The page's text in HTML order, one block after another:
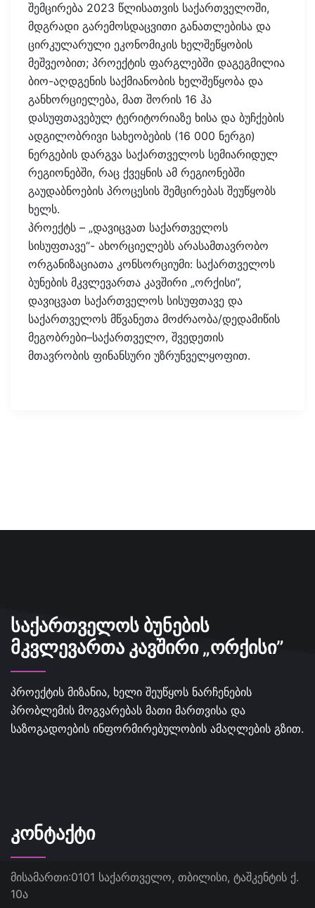
შემცირება 2023 წლისათვის საქართველოში,
მდგრადი გარემოსდაცვითი განათლებისა და
ცირკულარული ეკონომიკის ხელშეწყობის
მეშვეობით; პროექტის ფარგლებში დაგეგმილია
ბიო-აღდგენის საქმიანობის ხელშეწყობა და
განხორციელება, მათ შორის 16 ჰა
დასუფთავებულ ტერიტორიაზე ხისა და ბუჩქების
ადგილობრივი სახეობების (16 000 ნერგი)
ნერგების დარგვა საქართველოს სემიარიდულ
რეგიონებში, რაც ქვეყნის ამ რეგიონებში
გაუდაბნოების პროცესის შემცირებას შეუწყობს
ხელს.
პროექტს – „დავიცვათ საქართველოს
სისუფთავე“- ახორციელებს არასამთავრობო
ორგანიზაციათა კონსორციუმი: საქართველოს
ბუნების მკვლევართა კავშირი „ორქისი”,
დავიცვათ საქართველოს სისუფთავე და
საქართველოს მწვანეთა მოძრაობა/დედამიწის
მეგობრები–საქართველო, შვედეთის
მთავრობის ფინანსური უზრუნველყოფით.
ᲡᲐᲥᲐᲠᲗᲕᲔᲚᲝᲡ ᲑᲣᲜᲔᲑᲘᲡ
ᲛᲙᲕᲚᲔᲕᲐᲠᲗᲐ ᲙᲐᲕᲨᲘᲠᲘ „ᲝᲠᲥᲘᲡᲘ”
პროექტის მიზანია, ხელი შეუწყოს ნარჩენების
პრობლემის მოგვარებას მათი მართვისა და
საზოგადოების ინფორმირებულობის ამაღლების გზით.
ᲙᲝᲜᲢᲐᲥᲢᲘ
მისამართი:0101 საქართველო, თბილისი, ტაშკენტის ქ.
10ა